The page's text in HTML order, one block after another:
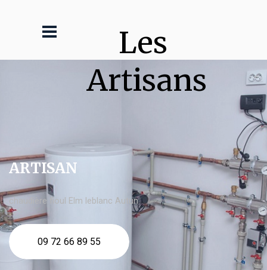
Les
Artisans
ARTISAN
chaudière fioul Elm leblanc Autun
09 72 66 89 55